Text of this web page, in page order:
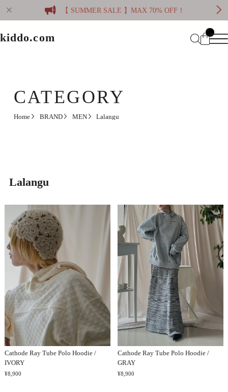
【 SUMMER SALE 】MAX 70% OFF！
kiddo.com
kiddo.com
Category
WOMEN
MEN
Membership
Mypage
Login
会員規約
CATEGORY
Home BRAND MEN Lalangu
Lalangu
Cathode Ray Tube Polo Hoodie /
IVORY
¥8,900
Cathode Ray Tube Polo Hoodie /
GRAY
¥8,900